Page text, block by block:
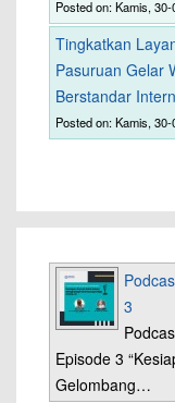
Posted on: Kamis,
Tingkatkan
Pasuruan Gelar
Berstandar
Posted on: Kamis,
3
Episode 3
Gelombang…